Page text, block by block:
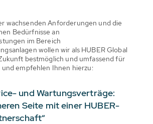
wachsenden Anforderungen und die
Bedürfnisse an
im Bereich
wollen wir als HUBER Global
bestmöglich und umfassend für
empfehlen Ihnen hierzu:
und Wartungsverträge:
Seite mit einer HUBER-